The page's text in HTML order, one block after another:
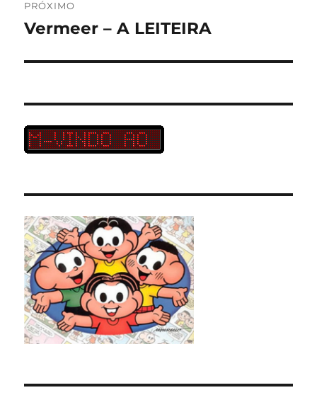
PRÓXIMO
Próximo
Vermeer – A LEITEIRA